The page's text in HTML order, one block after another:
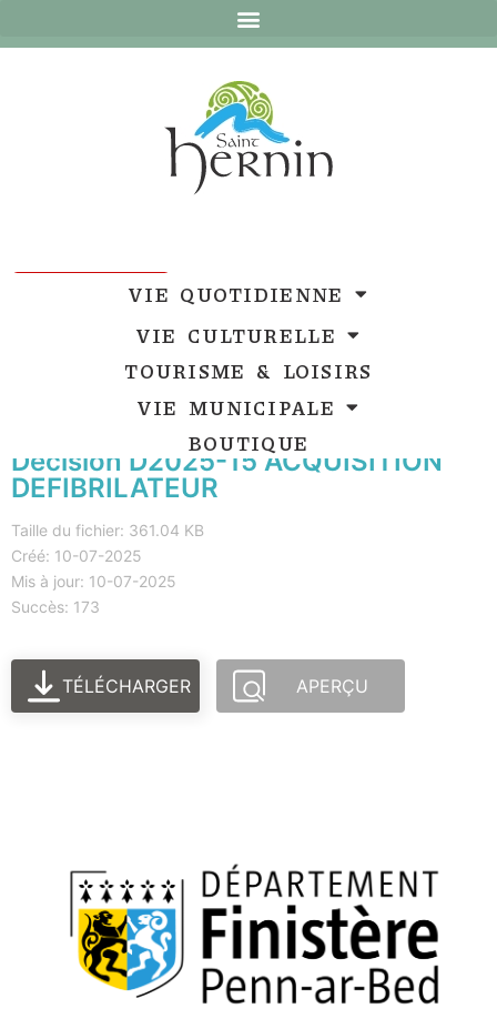
VIE QUOTIDIENNE
VIE CULTURELLE
TOURISME & LOISIRS
VIE MUNICIPALE
BOUTIQUE
Décision D2025-15 ACQUISITION
DEFIBRILATEUR
Taille du fichier: 361.04 KB
Créé: 10-07-2025
Mis à jour: 10-07-2025
Succès: 173
TÉLÉCHARGER APERÇU